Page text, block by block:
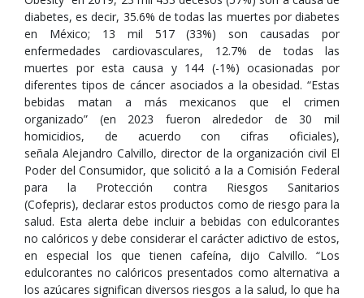
diabetes, es decir, 35.6% de todas las muertes por diabetes
en México; 13 mil 517 (33%) son causadas por
enfermedades cardiovasculares, 12.7% de todas las
muertes por esta causa y 144 (-1%) ocasionadas por
diferentes tipos de cáncer asociados a la obesidad. “Estas
bebidas matan a más mexicanos que el crimen
organizado” (en 2023 fueron alrededor de 30 mil
homicidios, de acuerdo con cifras oficiales),
señala Alejandro Calvillo, director de la organización civil El
Poder del Consumidor, que solicitó a la a Comisión Federal
para la Protección contra Riesgos Sanitarios
(Cofepris), declarar estos productos como de riesgo para la
salud. Esta alerta debe incluir a bebidas con edulcorantes
no calóricos y debe considerar el carácter adictivo de estos,
en especial los que tienen cafeína, dijo Calvillo. “Los
edulcorantes no calóricos presentados como alternativa a
los azúcares significan diversos riesgos a la salud, lo que ha